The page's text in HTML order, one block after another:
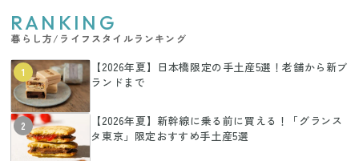
RANKING
暮らし方/ライフスタイルランキング
1
【2026年夏】日本橋限定の手土産5選！老舗から新ブ
ランドまで
2
【2026年夏】新幹線に乗る前に買える！「グランス
タ東京」限定おすすめ手土産5選